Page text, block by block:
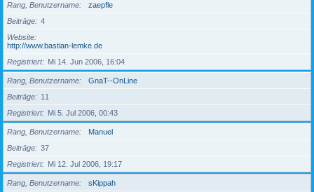
Rang, Benutzername
zaepfle
Beiträge
4
Website
http://www.bastian-lemke.de
Registriert
Mi 14. Jun 2006, 16:04
Rang, Benutzername
GnaT--OnLine
Beiträge
11
Registriert
Mi 5. Jul 2006, 00:43
Rang, Benutzername
Manuel
Beiträge
37
Registriert
Mi 12. Jul 2006, 19:17
Rang, Benutzername
sKippah